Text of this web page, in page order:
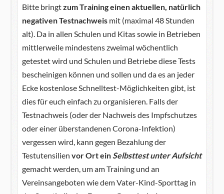
Bitte bringtzum Training einen aktuellen, natürlich
negativen Testnachweismit (maximal 48 Stunden
alt). Da in allen Schulen und Kitas sowie in Betrieben
mittlerweile mindestens zweimal wöchentlich
getestet wird und Schulen und Betriebe diese Tests
bescheinigen können und sollen und da es an jeder
Ecke kostenlose Schnelltest-Möglichkeiten gibt, ist
dies für euch einfach zu organisieren. Falls der
Testnachweis (oder der Nachweis des Impfschutzes
oder einer überstandenen Corona-Infektion)
vergessen wird, kann gegen Bezahlung der
Testutensilien vor Ort ein Selbsttest unter Aufsicht
gemacht werden, um am Training und an
Vereinsangeboten wie dem Vater-Kind-Sporttag in